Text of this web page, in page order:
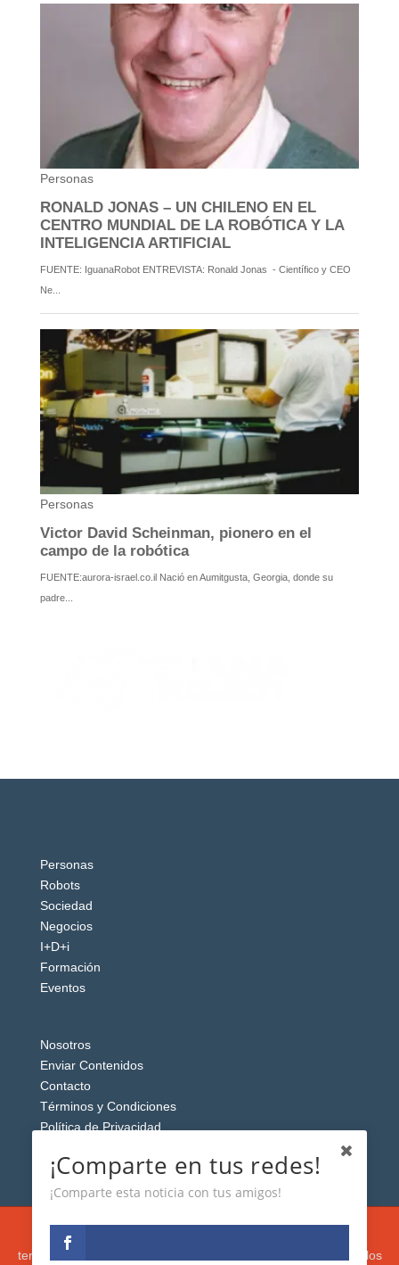
Personas
Robots
Sociedad
Negocios
I+D+i
Formación
Eventos
Nosotros
Enviar Contenidos
Contacto
Términos y Condiciones
Política de Privacidad
Esta web usa cookies analíticas y publicitarias (propias y de
terceros) para analizar el tráfico y personalizar el contenido y los
¡Comparte en tus redes!
¡Comparte esta noticia con tus amigos!